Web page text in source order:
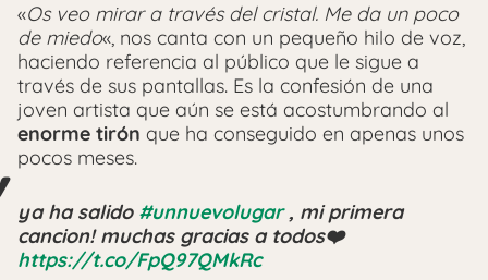
«Os veo mirar a través del cristal. Me da un poco
de miedo«, nos canta con un pequeño hilo de voz,
haciendo referencia al público que le sigue a
través de sus pantallas. Es la confesión de una
joven artista que aún se está acostumbrando al
enorme tirón que ha conseguido en apenas unos
pocos meses.
ya ha salido #unnuevolugar, mi primera
cancion! muchas gracias a todos❤️
https://t.co/FpQ97QMkRc